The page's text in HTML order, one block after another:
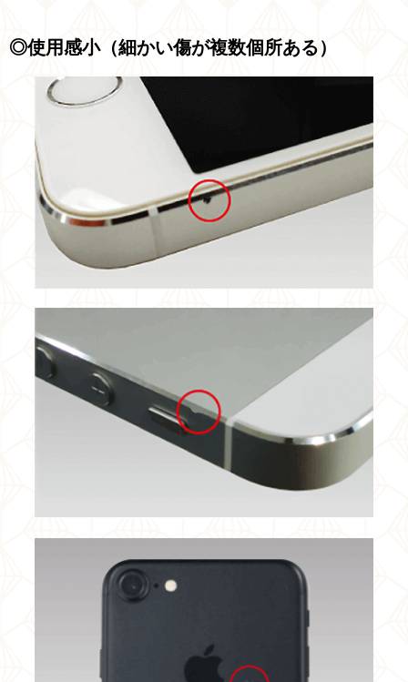
◎使用感小（細かい傷が複数個所ある）